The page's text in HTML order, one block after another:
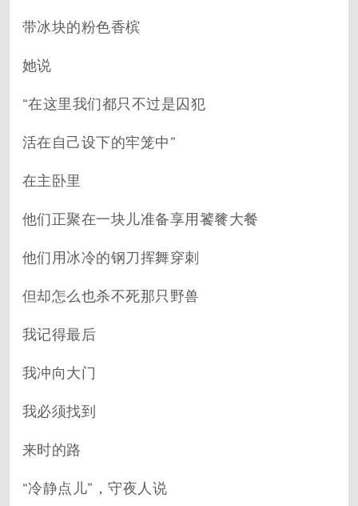
带冰块的粉色香槟
她说
“在这里我们都只不过是囚犯
活在自己设下的牢笼中”
在主卧里
他们正聚在一块儿准备享用饕餮大餐
他们用冰冷的钢刀挥舞穿刺
但却怎么也杀不死那只野兽
我记得最后
我冲向大门
我必须找到
来时的路
“冷静点儿”，守夜人说